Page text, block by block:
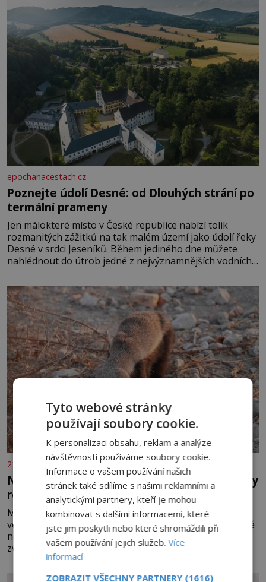
epochanacestach.cz
Poznejte údolí Desné: od Dlouhých strání po
termální prameny
Jen málokteré místo v České republice nabízí tolik
rozmanitých zážitků na tak malém území jako údolí řeky
Desné v srdci Jeseníků. Během jediného dne můžete
nahlédnout do útrob jedné z nejvýznamnějších vodních
se na koloběžce a den zakončit poznáváním památek ve
Velkých Losinách nebo v termálním
21stoleti.cz
Nejodvážnější zvíře podle Guinnessovy knihy
rekordů? Šelmička s pruhem na hřbetě!
Medojed kapský je lasicovitá šelma, kterou bychom
velikostí mohli přirovnat k českému jezevci. Je extrémně
nebojácná, ostatně bývá označována za nejodvážnější
zvíře vůbec. V této souvislosti je dokonc
Tyto webové stránky
používají soubory cookie.
K personalizaci obsahu, reklam a analýze
návštěvnosti používáme soubory cookie.
Informace o vašem používání našich
stránek také sdílíme s našimi reklamními a
analytickými partnery, kteří je mohou
kombinovat s dalšími informacemi, které
jste jim poskytli nebo které shromáždili při
vašem používání jejich služeb.Více
informací
ZOBRAZIT VŠECHNY PARTNERY (1616)